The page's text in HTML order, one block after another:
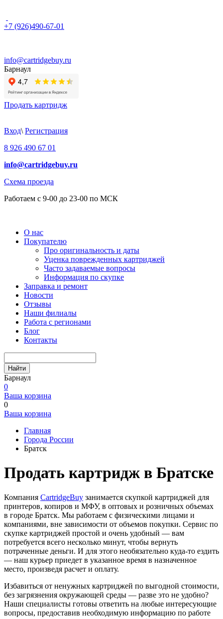
+7 (926)490-67-01
info@cartridgebuy.ru
Барнаул
Продать картридж
Вход\ Регистрация
8 926 490 67 01
info@cartridgebuy.ru
Схема проезда
Работаем с 9-00 до 23-00 по МСК
О нас
Покупателю
Про оригинальность и даты
Уценка поврежденных картриджей
Часто задаваемые вопросы
Информация по скупке
Заправка и ремонт
Новости
Отзывы
Наши филиалы
Работа с регионами
Блог
Контакты
Найти
Барнаул
0
Ваша корзина
0
Ваша корзина
Главная
Города России
Братск
Продать картридж в Братске
Компания CartridgeBuy занимается скупкой картриджей для
принтеров, копиров и МФУ, в оптовых и розничных объемах
в городе Братск. Мы работаем с физическими лицами и
компаниями, вне зависимости от объемов покупки. Сервис по
скупке картриджей простой и очень удобный — вам
потребуется всего несколько минут, чтобы вернуть
потраченные деньги. И для этого необязательно куда-то ездить
— наш курьер приедет в указанное время в назначенное
место, произведя расчет и оплату.
Избавиться от ненужных картриджей по выгодной стоимости,
без загрязнения окружающей среды — разве это не удобно?
Наши специалисты готовы ответить на любые интересующие
вопросы, предоставив необходимую информацию по работе